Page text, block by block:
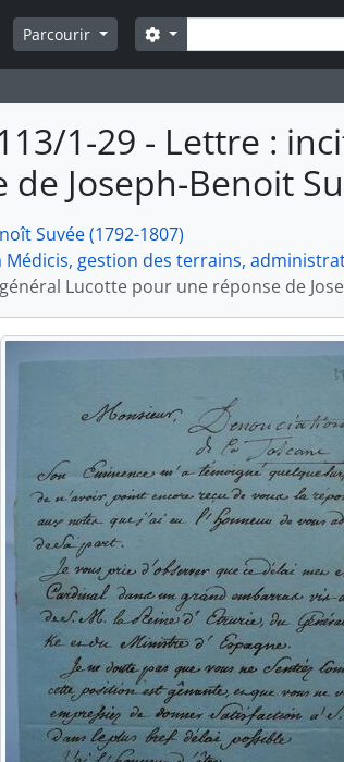
Parcourir Rechercher
Search options
1-29 - Lettre :
Joseph-Benoit
Suvée (1792-1807)
Médicis, gestion des terrains,
Lucotte pour une réponse de